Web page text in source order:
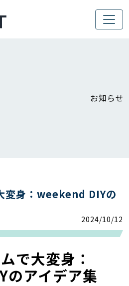
お知らせ
変身：weekend DIYの
2024/10/12
で大変身：
アイデア集